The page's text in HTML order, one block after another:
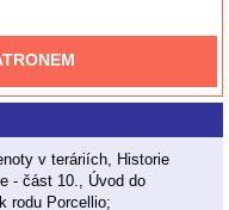
v teráriích, Historie
- část 10., Úvod do
rodu Porcellio;